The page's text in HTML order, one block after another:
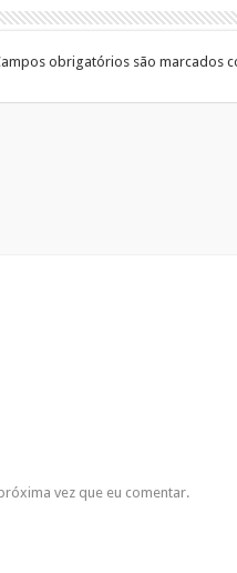
obrigatórios são marcados
vez que eu comentar.